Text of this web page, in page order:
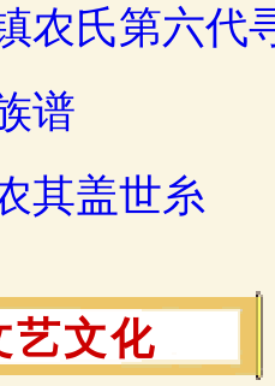
农氏第六代
谱
其盖世糸
艺文化